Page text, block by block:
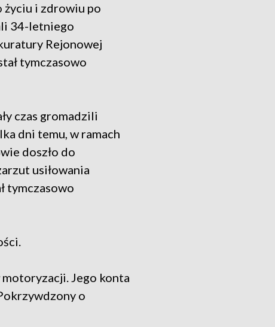
życiu i zdrowiu po
34-letniego
Rejonowej
tymczasowo
czas gromadzili
dni temu, w ramach
doszło do
usiłowania
tymczasowo
Jego konta
o